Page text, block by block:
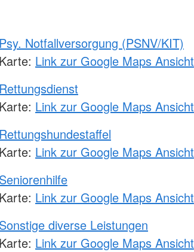
Psy. Notfallversorgung (PSNV/KIT)
Karte: Link zur Google Maps Ansicht
Rettungsdienst
Karte: Link zur Google Maps Ansicht
Rettungshundestaffel
Karte: Link zur Google Maps Ansicht
Seniorenhilfe
Karte: Link zur Google Maps Ansicht
Sonstige diverse Leistungen
Karte: Link zur Google Maps Ansicht